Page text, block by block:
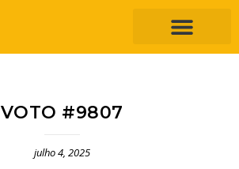
VOTO #9807
julho 4, 2025